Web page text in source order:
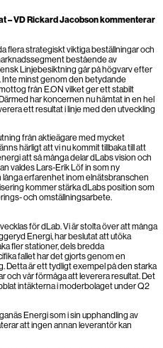
– VD Rickard Jacobson kommenterar
flera strategiskt viktiga beställningar och
bestående av
Linjebesiktning går på högvarv efter
Inte minst genom den betydande
från E.ON vilket ger ett stabilt
har koncernen nu hämtat in en hel
ett resultat i linje med den utveckling
från aktieägare med mycket
härligt att vi nu kommit tillbaka till att
att så många delar dLabs vision och
valdes Lars-Erik Löf in som ny
erfarenhet inom elnätsbranschen
kommer stärka dLabs position som
och omställningsarbete.
för dLab. Vi är stolta över att många
Energi, har beslutat att utöka
fler stationer, dels bredda
fallet har det gjorts genom en
Detta är ett tydligt exempel på den starka
och vår förmåga att leverera resultat. Det
intäkterna i moderbolaget under Q2
Energi som i sin upphandling av
att ingen annan leverantör kan